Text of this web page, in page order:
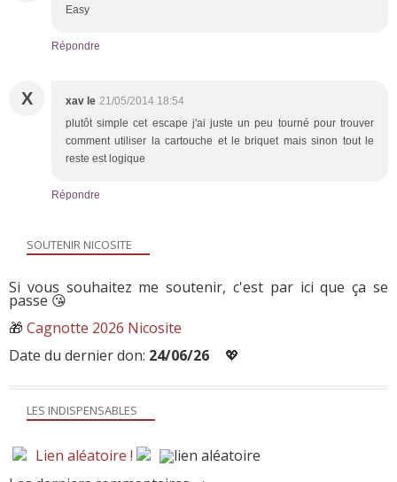
Easy
Répondre
X xav le 21/05/2014 18:54
plutôt simple cet escape j'ai juste un peu tourné pour trouver
comment utiliser la cartouche et le briquet mais sinon tout le
reste est logique
Répondre
LES INDISPENSABLES
Lien aléatoire !
SOUTENIR NICOSITE
Si vous souhaitez me soutenir, c'est par ici que ça se
passe 😘
🎁 Cagnotte 2026 Nicosite
Date du dernier don: 24/06/26 💖